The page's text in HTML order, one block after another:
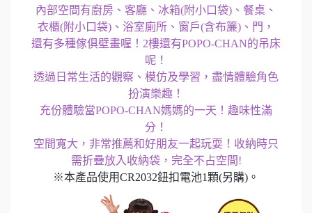
內部空間有廚房、客廳、冰箱(附小口袋)、餐桌、
衣櫃(附小口袋)、浴室廁所、窗戶(含布簾)、門，
還有多種傢俱壁畫喔！2樓還有POPO-CHAN的吊床
呢！
透過日常生活的觀察、模仿及學習，盡情體驗角色
扮演樂趣！
充份體驗當POPO-CHAN媽媽的一天！趣味性滿
分！
空間寬大，非常推薦和好朋友一起玩耍！收納時只
需折疊放入收納袋，完全不占空間!
※本產品使用CR2032鈕扣電池1顆(另購)。